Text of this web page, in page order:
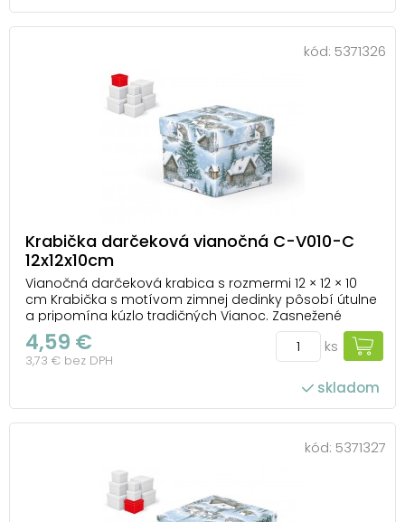
kód: 5371326
Krabička darčeková vianočná C-V010-C
12x12x10cm
Vianočná darčeková krabica s rozmermi 12 × 12 × 10
cm Krabička s motívom zimnej dedinky pôsobí útulne
a pripomína kúzlo tradičných Vianoc. Zasnežené
strechy chalúpok, ozdobené stromčeky a drobné
vločky vytvárajú hrejivú atmosféru, vďaka ktorej sa aj
obyčajný darček premení na milé prekvapenie....
4,59 €
3,73 € bez DPH
ks
skladom
kód: 5371327